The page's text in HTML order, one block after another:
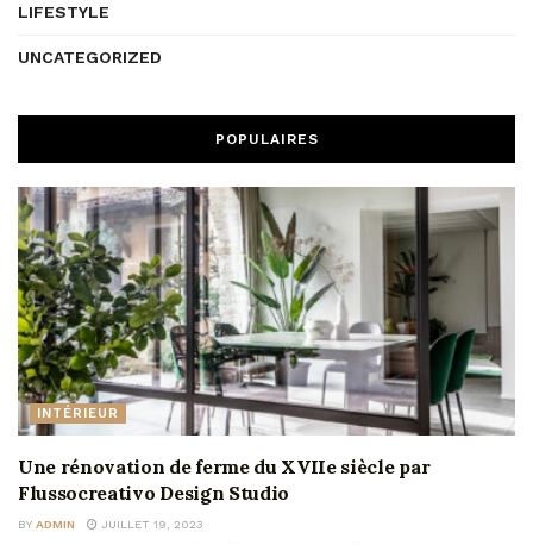
LIFESTYLE
UNCATEGORIZED
POPULAIRES
INTÉRIEUR
Une rénovation de ferme du XVIIe siècle par
Flussocreativo Design Studio
BY ADMIN JUILLET 19, 2023